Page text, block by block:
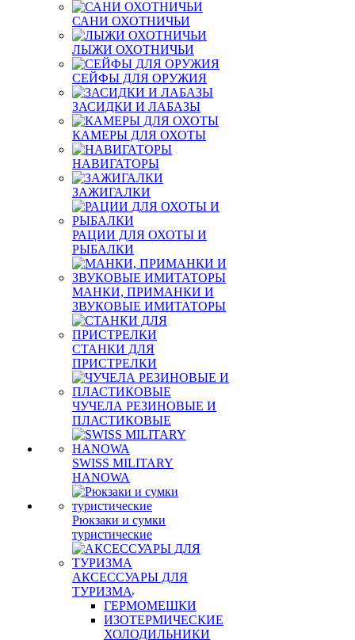
САНИ ОХОТНИЧЬИ
ЛЫЖИ ОХОТНИЧЬИ
СЕЙФЫ ДЛЯ ОРУЖИЯ
ЗАСИДКИ И ЛАБАЗЫ
КАМЕРЫ ДЛЯ ОХОТЫ
НАВИГАТОРЫ
ЗАЖИГАЛКИ
РАЦИИ ДЛЯ ОХОТЫ И
РЫБАЛКИ
МАНКИ, ПРИМАНКИ И
ЗВУКОВЫЕ ИМИТАТОРЫ
СТАНКИ ДЛЯ
ПРИСТРЕЛКИ
ЧУЧЕЛА РЕЗИНОВЫЕ И
ПЛАСТИКОВЫЕ
SWISS MILITARY
HANOWA
Рюкзаки и сумки
туристические
АКСЕССУАРЫ ДЛЯ
ТУРИЗМА
ГЕРМОМЕШКИ
ИЗОТЕРМИЧЕСКИЕ
ХОЛОДИЛЬНИКИ